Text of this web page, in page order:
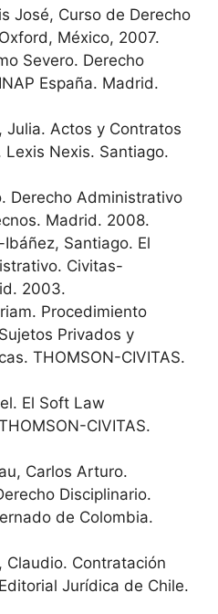
José, Curso de Derecho
México, 2007.
Severo. Derecho
España. Madrid.
Julia. Actos y Contratos
Nexis. Santiago.
Derecho Administrativo
Madrid. 2008.
Santiago. El
Civitas-
2003.
Procedimiento
Privados y
THOMSON-CIVITAS.
El Soft Law
CIVITAS.
Carlos Arturo.
Disciplinario.
de Colombia.
Claudio. Contratación
Jurídica de Chile.